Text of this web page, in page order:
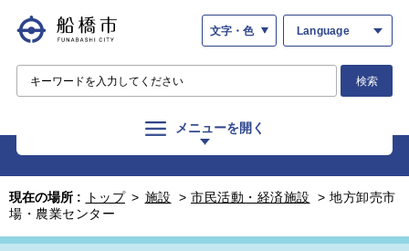
文字・色 Language
検索
メニューを開く
現在の場所 : トップ > 施設 > 市民活動・経済施設 > 地方卸売市
場・農業センター